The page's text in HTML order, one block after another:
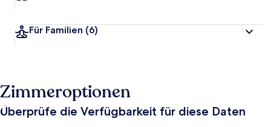
Für Familien (6)
Zimmeroptionen
Überprüfe die Verfügbarkeit für diese Daten